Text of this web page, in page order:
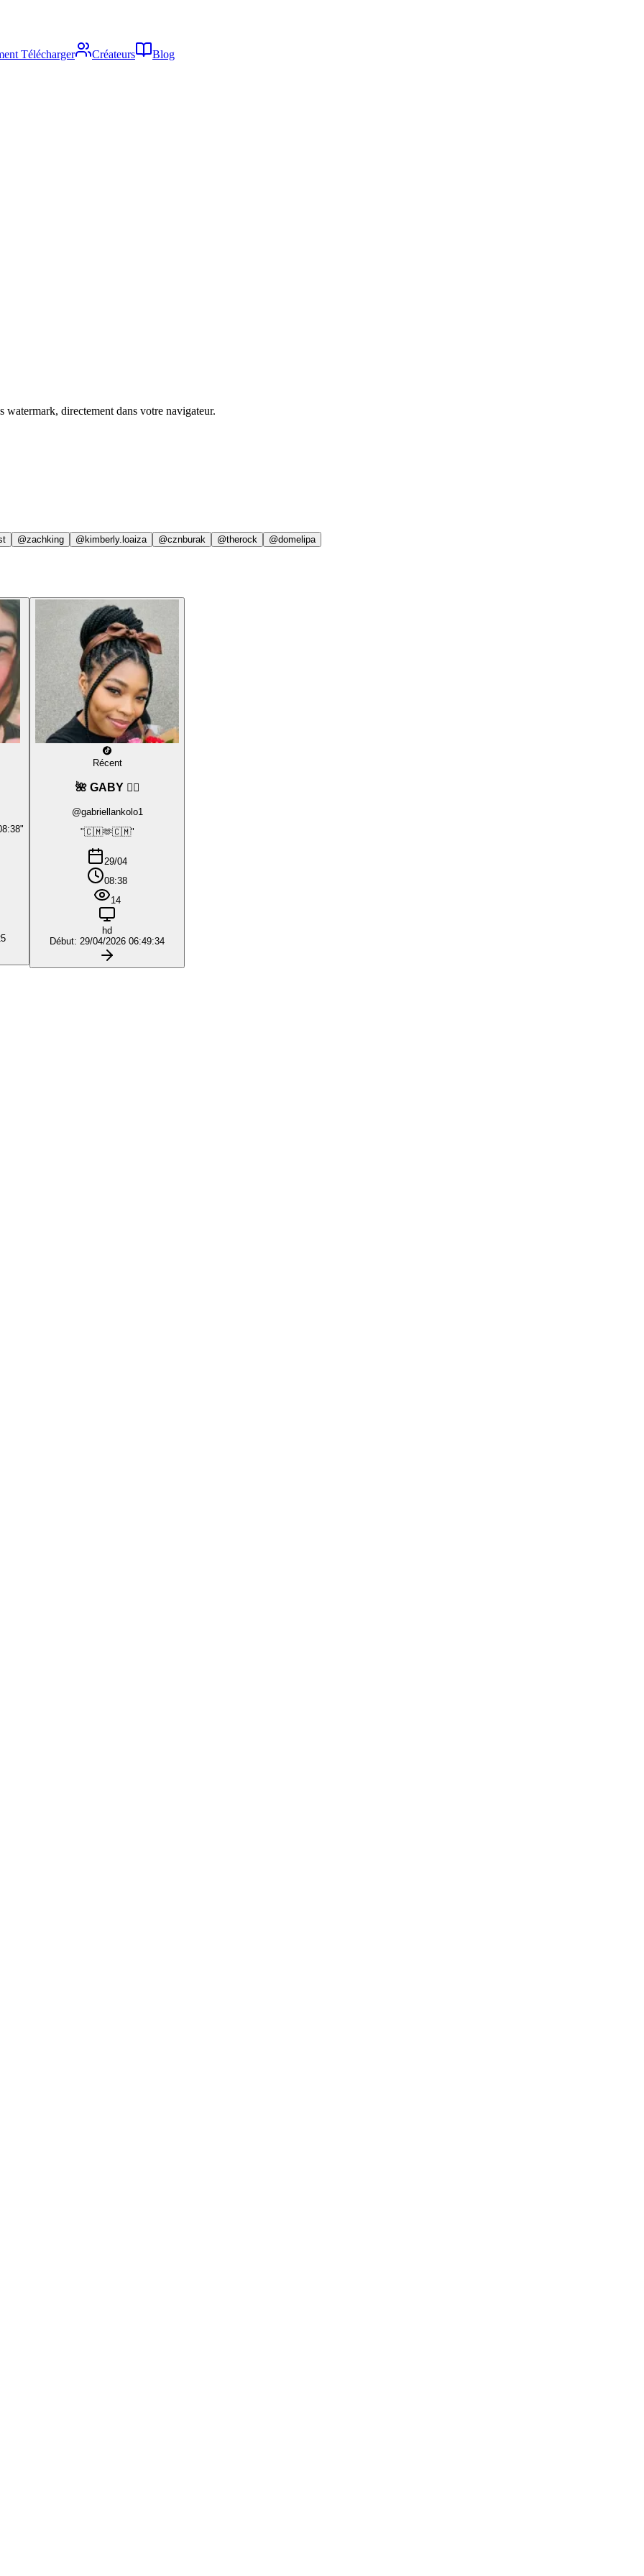
Télécharger Créateurs Blog
watermark, directement dans votre navigateur.
@zachking @kimberly.loaiza @cznburak @therock @domelipa
Récent
🌺 GABY ❤️‍🔥
@gabriellankolo1
"🇨🇲🫶🇨🇲"
29/04
08:38
14
hd
Début: 29/04/2026 06:49:34